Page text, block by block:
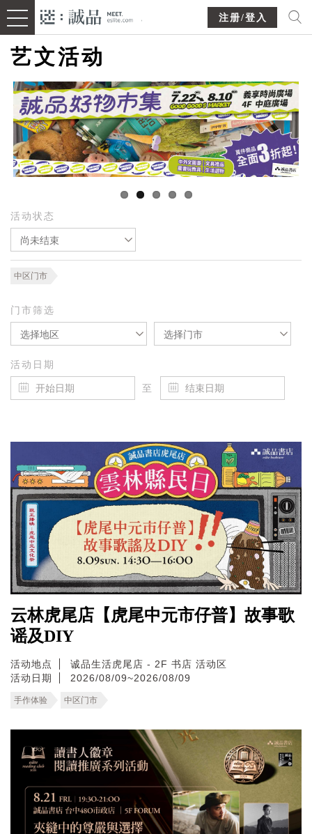
注册/登入
艺文活动
活动状态
尚未结束
中区门市
门市筛选
选择地区 选择门市
活动日期
至
云林虎尾店【虎尾中元市仔普】故事歌
谣及DIY
活动地点
诚品生活虎尾店 - 2F 书店 活动区
活动日期
2026/08/09~2026/08/09
手作体验 中区门市